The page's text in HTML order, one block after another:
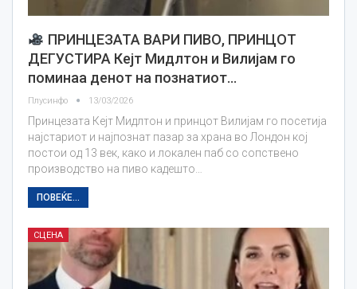
ПРИНЦЕЗАТА ВАРИ ПИВО, ПРИНЦОТ
ДЕГУСТИРА Кејт Мидлтон и Вилијам го
поминаа денот на познатиот…
Плусинфо 13/03/2026
Принцезата Кејт Мидлтон и принцот Вилијам го посетија
најстариот и најпознат пазар за храна во Лондон кој
постои од 13 век, како и локален паб со сопствено
производство на пиво кадешто…
ПОВЕЌЕ...
СЦЕНА